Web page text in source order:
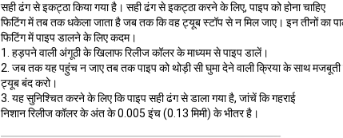
सही ढंग से इकट्ठा किया गया है। सही ढंग से इकट्ठा करने के लिए, पाइप को होना चाहिए
फिटिंग में तब तक धकेला जाता है जब तक कि वह ट्यूब स्टॉप से ​​न मिल जाए। इन तीनों का
फिटिंग में पाइप डालने के लिए कदम।
1. हड़पने वाली अंगूठी के खिलाफ रिलीज कॉलर के माध्यम से पाइप डालें।
2. जब तक यह पहुंच न जाए तब तक पाइप को थोड़ी सी घुमा देने वाली क्रिया के साथ मजबूती
ट्यूब बंद करो।
3. यह सुनिश्चित करने के लिए कि पाइप सही ढंग से डाला गया है, जांचें कि गहराई
निशान रिलीज कॉलर के अंत के 0.005 इंच (0.13 मिमी) के भीतर है।